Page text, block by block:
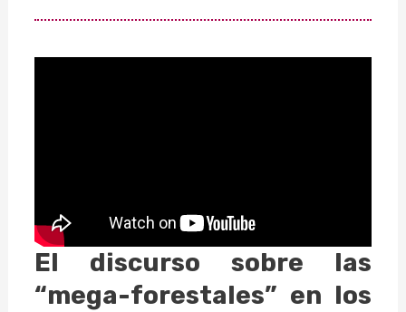
El discurso sobre las
“mega-forestales” en los